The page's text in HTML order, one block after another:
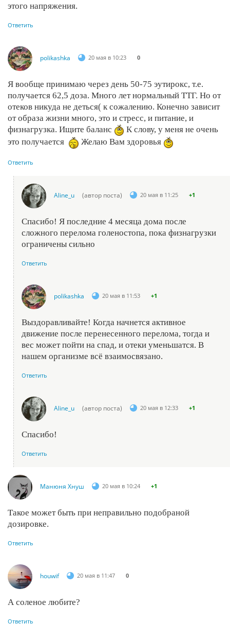
этого напряжения.
Ответить
polikashka 20 мая в 10:23 0
Я вообще принимаю через день 50-75 эутирокс, т.е.
получается 62,5 доза. Много лет нормальный ТТГ. Но от
отеков никуда не деться( к сожалению. Конечно зависит
от образа жизни много, это и стресс, и питание, и
физнагрузка. Ищите баланс
К слову, у меня не очень
это получается
Желаю Вам здоровья
Ответить
Aline_u (автор поста) 20 мая в 11:25 +1
Спасибо! Я последние 4 месяца дома после
сложного перелома голеностопа, пока физнагрузки
ограничены сильно
Ответить
polikashka 20 мая в 11:53 +1
Выздоравливайте! Когда начнется активное
движение после перенесенного перелома, тогда и
вес может пойти на спад, и отеки уменьшатся. В
нашем организме всё взаимосвязано.
Ответить
Aline_u (автор поста) 20 мая в 12:33 +1
Спасибо!
Ответить
Манюня Хнуш 20 мая в 10:24 +1
Такое может быть при неправильно подобраной
дозировке.
Ответить
houwif 20 мая в 11:47 0
А соленое любите?
Ответить